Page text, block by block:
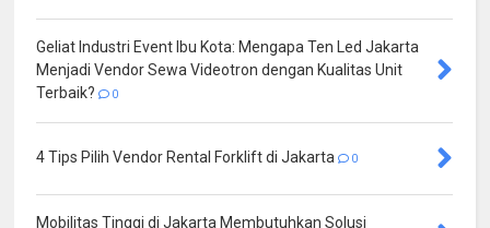
Geliat Industri Event Ibu Kota: Mengapa Ten Led Jakarta
Menjadi Vendor Sewa Videotron dengan Kualitas Unit
Terbaik?
0
4 Tips Pilih Vendor Rental Forklift di Jakarta 0
Mobilitas Tinggi di Jakarta Membutuhkan Solusi